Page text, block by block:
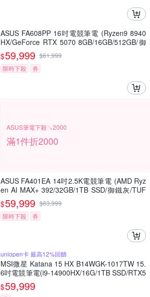
ASUS FA608PP 16吋電競筆電 (Ryzen9 8940
HX/GeForce RTX 5070 8GB/16GB/512GB/御
鐵灰/TUF Gaming A16)
$59,999 $61,999
限時下殺
券
ASUS筆電下殺↘2000
滿1件折2000
ASUS FA401EA 14吋2.5K電競筆電 (AMD Ryz
en AI MAX+ 392/32GB/1TB SSD/御鐵灰/TUF
Gaming A14)
$59,999 $63,999
限時下殺
券
uniopen卡 最高12%回饋
MSI微星 Katana 15 HX B14WGK-1017TW 15.
6吋電競筆電(i9-14900HX/16G/1TB SSD/RTX5
070-8G/Win11)
$59,999